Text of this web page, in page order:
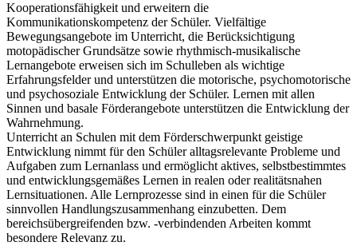
Kooperationsfähigkeit und erweitern die
Kommunikationskompetenz der Schüler. Vielfältige
Bewegungsangebote im Unterricht, die Berücksichtigung
motopädischer Grundsätze sowie rhythmisch-musikalische
Lernangebote erweisen sich im Schulleben als wichtige
Erfahrungsfelder und unterstützen die motorische, psychomotorische
und psychosoziale Entwicklung der Schüler. Lernen mit allen
Sinnen und basale Förderangebote unterstützen die Entwicklung der
Wahrnehmung.
Unterricht an Schulen mit dem Förderschwerpunkt geistige
Entwicklung nimmt für den Schüler alltagsrelevante Probleme und
Aufgaben zum Lernanlass und ermöglicht aktives, selbstbestimmtes
und entwicklungsgemäßes Lernen in realen oder realitätsnahen
Lernsituationen. Alle Lernprozesse sind in einen für die Schüler
sinnvollen Handlungszusammenhang einzubetten. Dem
bereichsübergreifenden bzw. -verbindenden Arbeiten kommt
besondere Relevanz zu.